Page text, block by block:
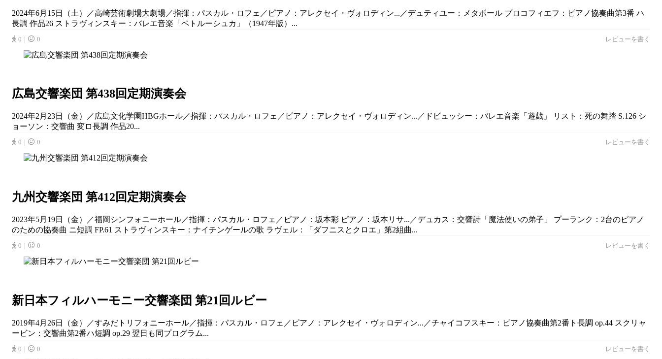
2024年6月15日（土）／高崎芸術劇場大劇場／指揮：パスカル・ロフェ／ピアノ：アレクセイ・ヴォロディン...／デュティユー：メタボール プロコフィエフ：ピアノ協奏曲第3番 ハ
⾧調 作品26 ストラヴィンスキー：バレエ音楽「ペトルーシュカ」（1947年版）...
0｜ 0 レビューを書く
広島交響楽団 第438回定期演奏会
2024年2月23日（金）／広島文化学園HBGホール／指揮：パスカル・ロフェ／ピアノ：アレクセイ・ヴォロディン...／ドビュッシー：バレエ音楽「遊戯」 リスト：死の舞踏 S.126 シ
ョーソン：交響曲 変ロ長調 作品20...
0｜ 0 レビューを書く
九州交響楽団 第412回定期演奏会
2023年5月19日（金）／福岡シンフォニーホール／指揮：パスカル・ロフェ／ピアノ：坂本彩 ピアノ：坂本リサ...／デュカス：交響詩「魔法使いの弟子」 プーランク：2台のピアノ
のための協奏曲 ニ短調 FP.61 ストラヴィンスキー：ナイチンゲールの歌 ラヴェル：「ダフニスとクロエ」第2組曲...
0｜ 0 レビューを書く
新日本フィルハーモニー交響楽団 第21回ルビー
2019年4月26日（金）／すみだトリフォニーホール／指揮：パスカル・ロフェ／ピアノ：アレクセイ・ヴォロディン...／チャイコフスキー：ピアノ協奏曲第2番ト長調 op.44 スクリャ
ービン：交響曲第2番ハ短調 op.29 翌日も同プログラム...
0｜ 0 レビューを書く